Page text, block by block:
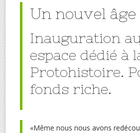
Un nouvel
Inauguration
espace dédié à
Protohistoire.
fonds riche.
«Même nous nous avons